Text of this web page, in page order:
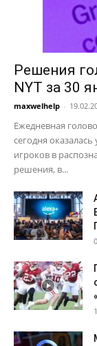
Решения
NYT за 30
maxwelhelp -
Ежедневная
сегодня
игроков в
решения, в...